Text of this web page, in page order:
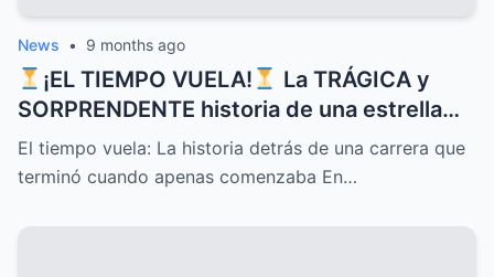
News • 9 months ago
¡EL TIEMPO VUELA!
La TRÁGICA y
SORPRENDENTE historia de una estrella
que CONQUISTÓ corazones con sus
canciones pero cuyo DESTINO inesperado
El tiempo vuela: La historia detrás de una carrera que
terminó cuando apenas comenzaba En…